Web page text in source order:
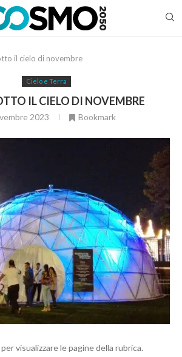
il cielo di novembre
Cielo e Terra
IL CIELO DI NOVEMBRE
2023 Bookmark
per visualizzare le pagine della rubrica.